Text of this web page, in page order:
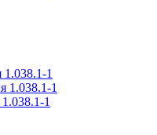
1
1.038.1-1
1